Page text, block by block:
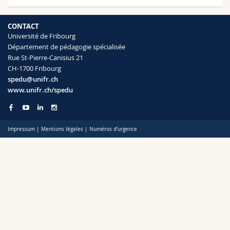
Sciences et médecine
Interfacultaire
Collaborateurs
Doctorants
Webmail
Programme des cours
MyUnifr
CONTACT
Université de Fribourg
Département de pédagogie spécialisée
Rue St-Pierre-Canisius 21
CH-1700 Fribourg
spedu@unifr.ch
www.unifr.ch/spedu
Impressum | Mentions légales | Numéros d'urgence